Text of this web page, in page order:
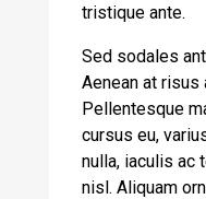
tristique ante.
Sed sodales
Aenean at
Pellentesque
cursus eu,
nulla, iaculis ac
nisl. Aliquam